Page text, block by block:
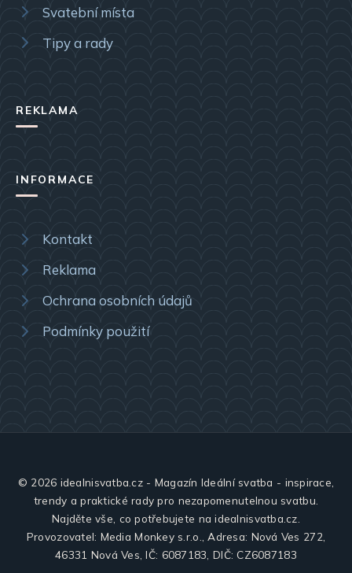
Svatební místa
Tipy a rady
REKLAMA
INFORMACE
Kontakt
Reklama
Ochrana osobních údajů
Podmínky použití
© 2026 idealnisvatba.cz - Magazín Ideální svatba - inspirace,
trendy a praktické rady pro nezapomenutelnou svatbu.
Najděte vše, co potřebujete na idealnisvatba.cz.
Provozovatel: Media Monkey s.r.o., Adresa: Nová Ves 272,
46331 Nová Ves, IČ: 6087183, DIČ: CZ6087183